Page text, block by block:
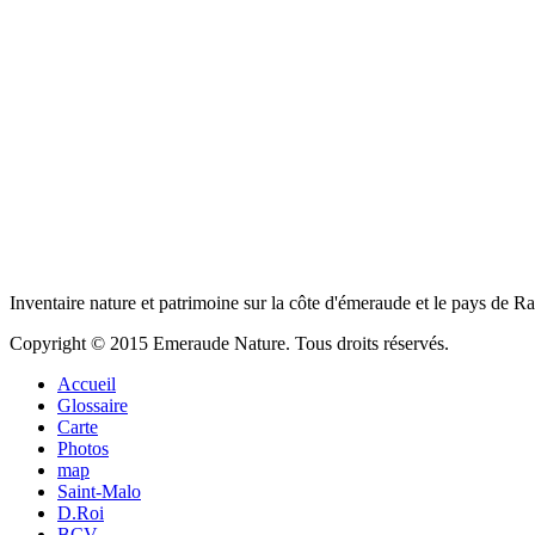
Inventaire nature et patrimoine sur la côte d'émeraude et le pays de
Copyright © 2015 Emeraude Nature. Tous droits réservés.
Accueil
Glossaire
Carte
Photos
map
Saint-Malo
D.Roi